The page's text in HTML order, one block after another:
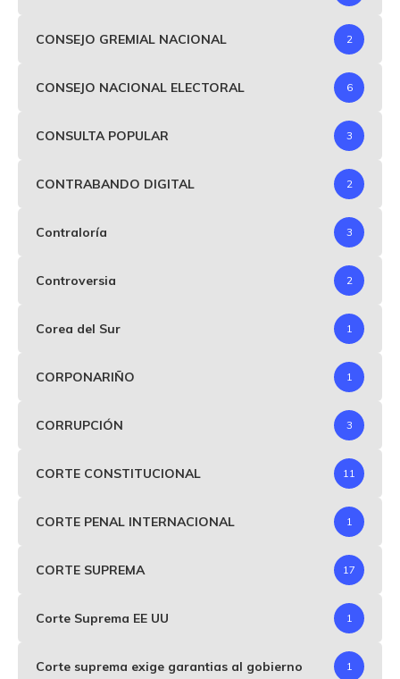
CONSEJO GREMIAL NACIONAL 2
CONSEJO NACIONAL ELECTORAL 6
CONSULTA POPULAR 3
CONTRABANDO DIGITAL 2
Contraloría 3
Controversia 2
Corea del Sur 1
CORPONARIÑO 1
CORRUPCIÓN 3
CORTE CONSTITUCIONAL 11
CORTE PENAL INTERNACIONAL 1
CORTE SUPREMA 17
Corte Suprema EE UU 1
Corte suprema exige garantias al gobierno 1